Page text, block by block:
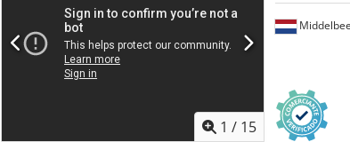
Capacidad: 345 Ah - Voltaje de la batería: 24 V -
compartimento [mm]: 210 - Altura del compartimento
850 mm x 1950 mm (largo x ancho x alto) - Peso de
transporte: 1 Información financiera IVA: El precio
IVA: IVA deducible para empresas. Entrega y
1 / 15